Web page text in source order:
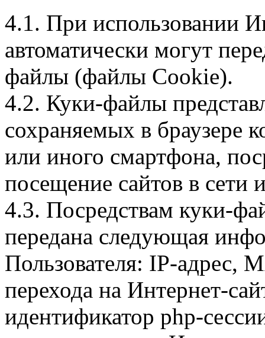
4.1. При использовании
автоматически могут
файлы (файлы Cookie).
4.2. Куки-файлы
сохраняемых в браузере
или иного смартфона,
посещение сайтов в сети
4.3. Посредствам куки-
передана следующая
Пользователя: IP-адрес,
перехода на Интернет-
идентификатор php-